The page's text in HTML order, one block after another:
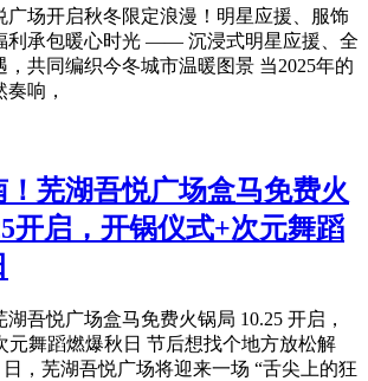
广场开启秋冬限定浪漫！明星应援、服饰
利承包暖心时光 —— 沉浸式明星应援、全
，共同编织今冬城市温暖图景 当2025年的
响，
！芜湖吾悦广场盒马免费火
开启，开锅仪式+次元舞蹈
吾悦广场盒马免费火锅局 10.25 开启，
元舞蹈燃爆秋日 节后想找个地方放松解
日，芜湖吾悦广场将迎来一场 “舌尖上的狂